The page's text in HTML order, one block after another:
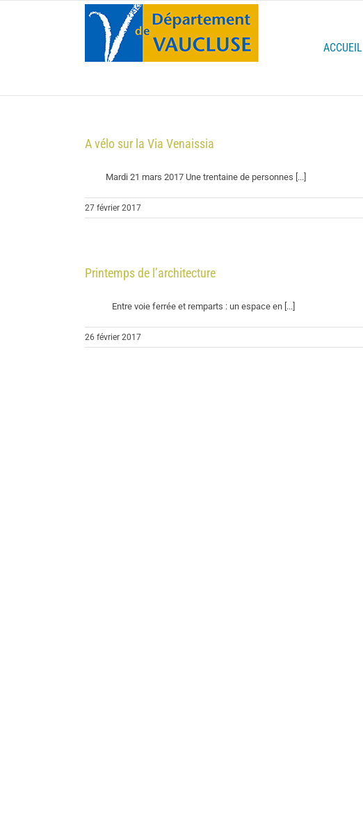
ACCUEIL
A vélo sur la Via Venaissia
Mardi 21 mars 2017 Une trentaine de personnes [...]
27 février 2017
Printemps de l’architecture
Entre voie ferrée et remparts : un espace en [...]
26 février 2017